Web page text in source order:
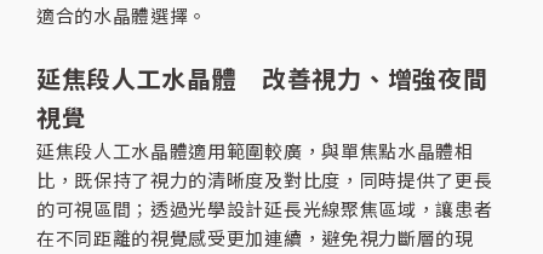
適合的水晶體選擇。
延焦段人工水晶體 改善視力、增強夜間
視覺
延焦段人工水晶體適用範圍較廣，與單焦點水晶體相
比，既保持了視力的清晰度及對比度，同時提供了更長
的可視區間；透過光學設計延長光線聚焦區域，讓患者
在不同距離的視覺感受更加連續，避免視力斷層的現